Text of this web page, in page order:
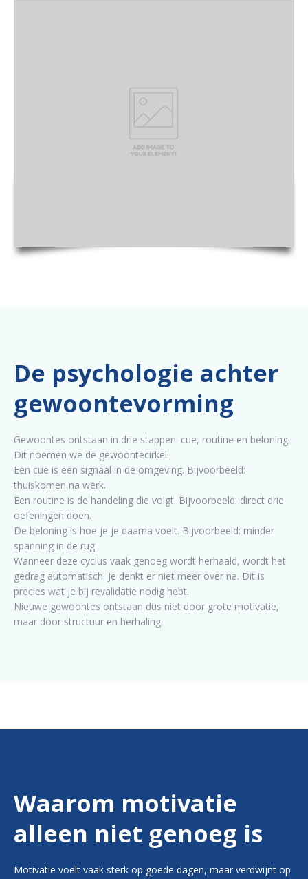
De psychologie achter
gewoontevorming
Gewoontes ontstaan in drie stappen: cue, routine en beloning.
Dit noemen we de gewoontecirkel.
Een cue is een signaal in de omgeving. Bijvoorbeeld:
thuiskomen na werk.
Een routine is de handeling die volgt. Bijvoorbeeld: direct drie
oefeningen doen.
De beloning is hoe je je daarna voelt. Bijvoorbeeld: minder
spanning in de rug.
Wanneer deze cyclus vaak genoeg wordt herhaald, wordt het
gedrag automatisch. Je denkt er niet meer over na. Dit is
precies wat je bij revalidatie nodig hebt.
Nieuwe gewoontes ontstaan dus niet door grote motivatie,
maar door structuur en herhaling.
Waarom motivatie
alleen niet genoeg is
Motivatie voelt vaak sterk op goede dagen, maar verdwijnt op